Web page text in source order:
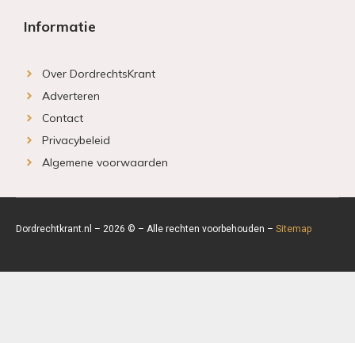
Informatie
Over DordrechtsKrant
Adverteren
Contact
Privacybeleid
Algemene voorwaarden
Dordrechtkrant.nl – 2026 © – Alle rechten voorbehouden – Sitemap